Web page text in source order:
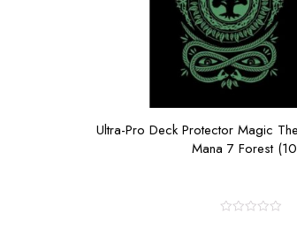
Ultra-Pro Deck Protector Magic
Mana 7 Forest